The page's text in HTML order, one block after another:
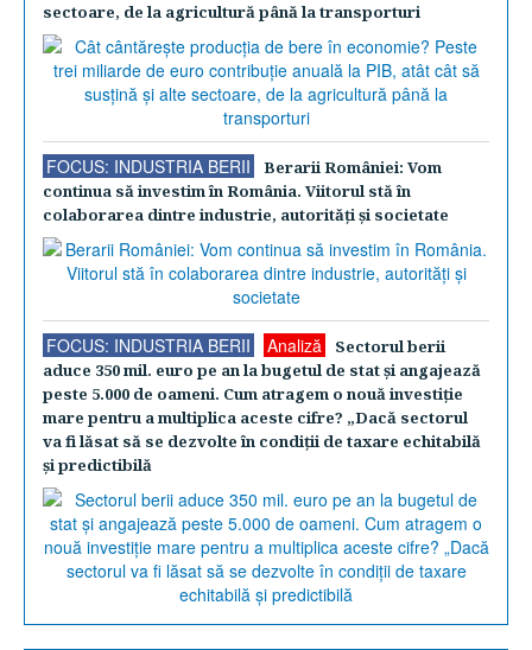
sectoare, de la agricultură până la transporturi
FOCUS: INDUSTRIA BERII
Berarii României: Vom
continua să investim în România. Viitorul stă în
colaborarea dintre industrie, autorităţi şi societate
FOCUS: INDUSTRIA BERII Analiză
Sectorul berii
aduce 350 mil. euro pe an la bugetul de stat şi angajează
peste 5.000 de oameni. Cum atragem o nouă investiţie
mare pentru a multiplica aceste cifre? „Dacă sectorul
va fi lăsat să se dezvolte în condiţii de taxare echitabilă
şi predictibilă